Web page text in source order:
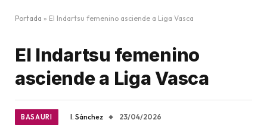
Portada » El Indartsu femenino asciende a Liga Vasca
El Indartsu femenino
asciende a Liga Vasca
BASAURI I. Sánchez 23/04/2026